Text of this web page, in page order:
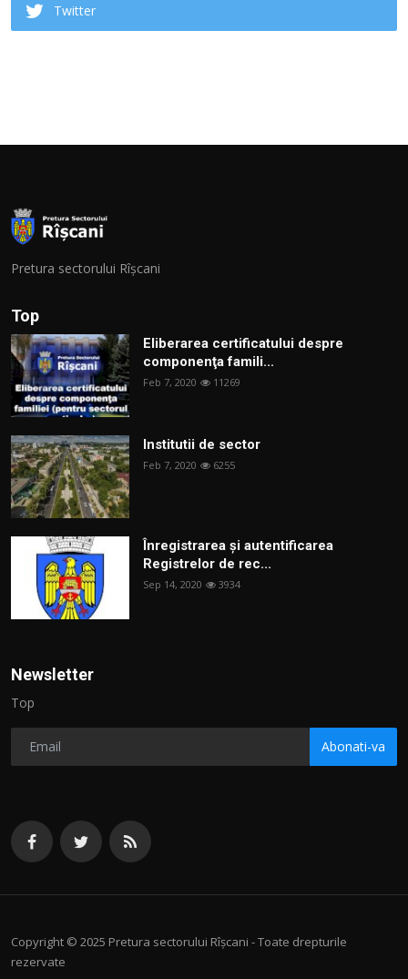
Twitter
Pretura sectorului Rîșcani
Top
Eliberarea certificatului despre
componenţa famili...
Feb 7, 2020 11269
Institutii de sector
Feb 7, 2020 6255
Înregistrarea și autentificarea
Registrelor de rec...
Sep 14, 2020 3934
Newsletter
Top
Abonati-va
Copyright © 2025 Pretura sectorului Rîșcani - Toate drepturile
rezervate